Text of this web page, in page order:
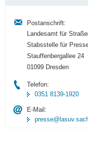
Postanschrift:
Landesamt für
Stabsstelle für
Stauffenbergallee 24
01099 Dresden
Telefon:
0351 8139-1920
E-Mail: